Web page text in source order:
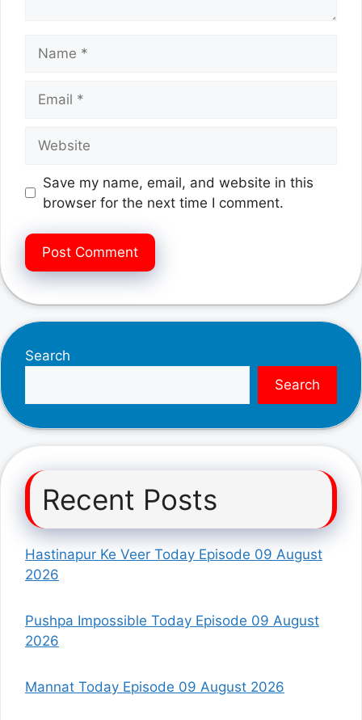
Save my name, email, and website in this
browser for the next time I comment.
Search
Search
Recent Posts
Hastinapur Ke Veer Today Episode 09 August
2026
Pushpa Impossible Today Episode 09 August
2026
Mannat Today Episode 09 August 2026